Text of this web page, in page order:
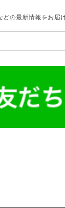
の最新情報をお届